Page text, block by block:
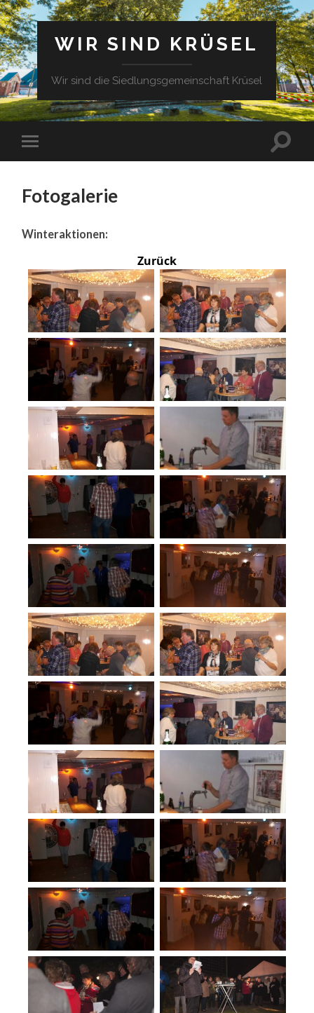
WIR SIND KRÜSEL
Wir sind die Siedlungsgemeinschaft Krüsel
Fotogalerie
Winteraktionen:
Zurück